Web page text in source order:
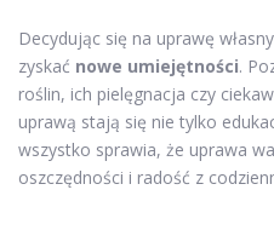
Decydując się na uprawę
zyskać nowe umiejętności.
roślin, ich pielęgnacja czy
uprawą stają się nie tylko
wszystko sprawia, że uprawa
oszczędności i radość z